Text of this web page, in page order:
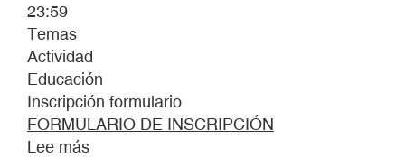
23:59
Temas
Actividad
Educación
Inscripción formulario
FORMULARIO DE INSCRIPCIÓN
Lee más